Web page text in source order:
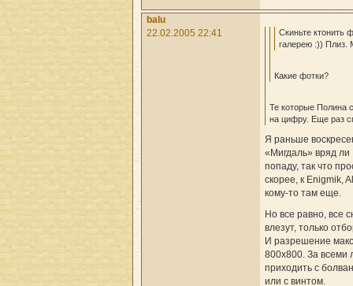
balu
22.02.2005 22:41
Скиньте ктонить
галерею :)) Плиз.
Какие фотки?
Те которые Полина
на цифру. Еще раз
Я раньше
«Мигдаль» вряд ли
попаду, так что
скорее, к Enigmik,
кому-то там еще.
Но все равно, все
влезут, только
И разрешение
800x800. За всеми
приходить с
или с винтом.